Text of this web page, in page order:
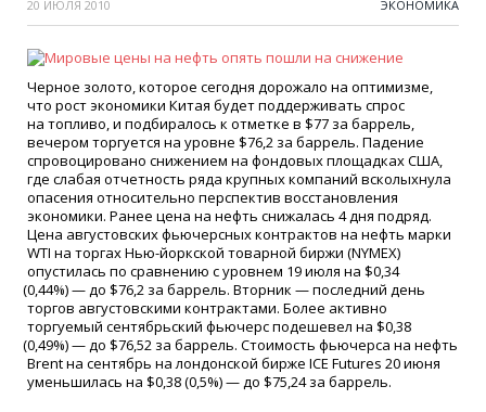
20 ИЮЛЯ 2010 ЭКОНОМИКА
Черное золото, которое сегодня дорожало на оптимизме,
что рост экономики Китая будет поддерживать спрос
на топливо, и подбиралось к отметке в $77 за баррель,
вечером торгуется на уровне $76,2 за баррель. Падение
спровоцировано снижением на фондовых площадках США,
где слабая отчетность ряда крупных компаний всколыхнула
опасения относительно перспектив восстановления
экономики. Ранее цена на нефть снижалась 4 дня подряд.
Цена августовских фьючерсных контрактов на нефть марки
WTI на торгах Нью-йоркской товарной биржи (NYMEX)
опустилась по сравнению с уровнем 19 июля на $0,34
(0,44%) — до $76,2 за баррель. Вторник — последний день
торгов августовскими контрактами. Более активно
торгуемый сентябрьский фьючерс подешевел на $0,38
(0,49%) — до $76,52 за баррель. Стоимость фьючерса на нефть
Brent на сентябрь на лондонской бирже ICE Futures 20 июня
уменьшилась на $0,38(0,5%) — до $75,24 за баррель.